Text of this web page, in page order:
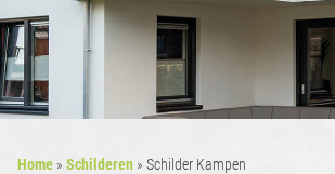
Home » Schilderen » Schilder Kampen